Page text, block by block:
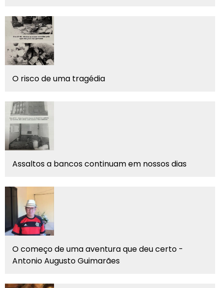
O risco de uma tragédia
Assaltos a bancos continuam em nossos dias
O começo de uma aventura que deu certo -
Antonio Augusto Guimarães